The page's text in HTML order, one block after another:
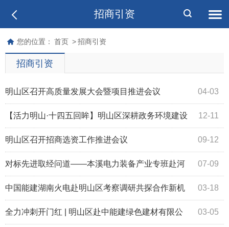
招商引资
您的位置： 首页 > 招商引资
招商引资
04-03
明山区召开高质量发展大会暨项目推进会议
12-11
【活力明山·十四五回眸】明山区深耕政务环境建设
“溪心办”“明山政好”双品牌赋能高质量发展 09-12
明山区召开招商选资工作推进会议
07-09
对标先进取经问道——本溪电力装备产业专班赴河
南考察学习谋发展 03-18
中国能建湖南火电赴明山区考察调研共探合作新机
遇 03-05
全力冲刺开门红 | 明山区赴中能建绿色建材有限公